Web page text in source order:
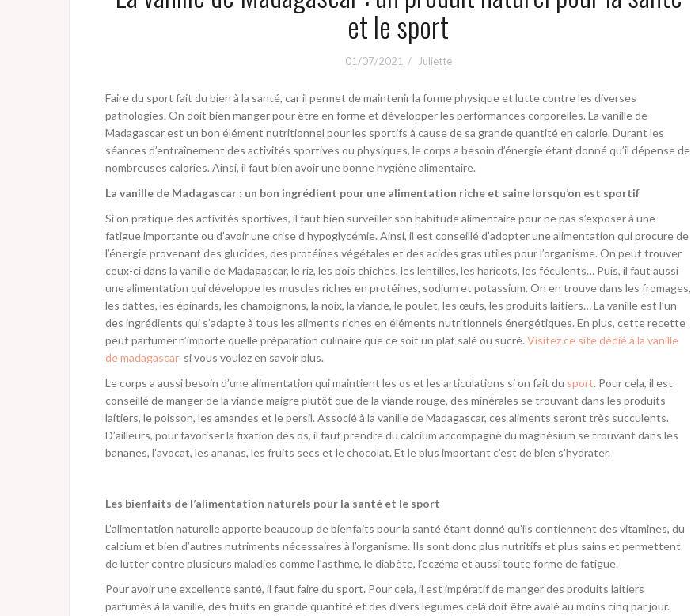
et le sport
01/07/2021 Juliette
Faire du sport fait du bien à la santé, car il permet de maintenir la forme physique et lutte contre les diverses
pathologies. On doit bien manger pour être en forme et développer les performances corporelles. La vanille de
Madagascar est un bon élément nutritionnel pour les sportifs à cause de sa grande quantité en calorie. Durant les
séances d’entraînement des activités sportives ou physiques, le corps a besoin d’énergie étant donné qu’il dépense de
nombreuses calories. Ainsi, il faut bien avoir une bonne hygiène alimentaire.
La vanille de Madagascar : un bon ingrédient pour une alimentation riche et saine lorsqu’on est sportif
Si on pratique des activités sportives, il faut bien surveiller son habitude alimentaire pour ne pas s’exposer à une
fatigue importante ou d’avoir une crise d’hypoglycémie. Ainsi, il est conseillé d’adopter une alimentation qui procure de
l’énergie provenant des glucides, des protéines végétales et des acides gras utiles pour l’organisme. On peut trouver
ceux-ci dans la vanille de Madagascar, le riz, les pois chiches, les lentilles, les haricots, les féculents… Puis, il faut aussi
une alimentation qui développe les muscles riches en protéines, sodium et potassium. On en trouve dans les fromages,
les dattes, les épinards, les champignons, la noix, la viande, le poulet, les œufs, les produits laitiers… La vanille est l’un
des ingrédients qui s’adapte à tous les aliments riches en éléments nutritionnels énergétiques. En plus, cette recette
peut parfumer n’importe quelle préparation culinaire que ce soit un plat salé ou sucré. Visitez ce site dédié à la vanille
de madagascar si vous voulez en savoir plus.
Le corps a aussi besoin d’une alimentation qui maintient les os et les articulations si on fait du sport. Pour cela, il est
conseillé de manger de la viande maigre plutôt que de la viande rouge, des minérales se trouvant dans les produits
laitiers, le poisson, les amandes et le persil. Associé à la vanille de Madagascar, ces aliments seront très succulents.
D’ailleurs, pour favoriser la fixation des os, il faut prendre du calcium accompagné du magnésium se trouvant dans les
bananes, l’avocat, les ananas, les fruits secs et le chocolat. Et le plus important c’est de bien s’hydrater.
Les bienfaits de l’alimentation naturels pour la santé et le sport
L’alimentation naturelle apporte beaucoup de bienfaits pour la santé étant donné qu’ils contiennent des vitamines, du
calcium et bien d’autres nutriments nécessaires à l’organisme. Ils sont donc plus nutritifs et plus sains et permettent
de lutter contre plusieurs maladies comme l’asthme, le diabète, l’eczéma et aussi toute forme de fatigue.
Pour avoir une excellente santé, il faut faire du sport. Pour cela, il est impératif de manger des produits laitiers
parfumés à la vanille, des fruits en grande quantité et des divers legumes.celà doit être avalé au moins cinq par jour.